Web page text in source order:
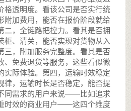
格透明度。看该公司是否实行统
附加费用，能否在报价阶段就给
二，全链路把控力。看其是否拥
柜、清关，能否实现对货物从入
三，附加服务完整度。看其是否
、免费退货等服务，这些看似微
实际体验。第四，运输时效稳定
律，运输时长是否稳定，能否提
同需求的用户来说——比如追求
时效的商业用户——这四个维度